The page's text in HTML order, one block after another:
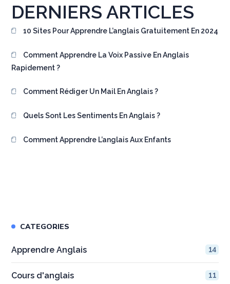
DERNIERS ARTICLES
10 Sites Pour Apprendre L’anglais Gratuitement En 2024
Comment Apprendre La Voix Passive En Anglais
Rapidement ?
Comment Rédiger Un Mail En Anglais ?
Quels Sont Les Sentiments En Anglais ?
Comment Apprendre L’anglais Aux Enfants
CATEGORIES
Apprendre Anglais 14
Cours d'anglais 11